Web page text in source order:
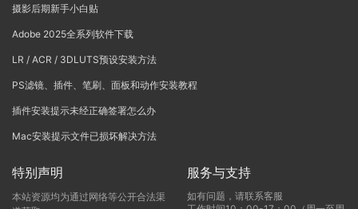
摄影后期新手小白贴
Adobe 2025全系列软件下载
LR / ACR / 3DLUTS预设安装方法
PS滤镜、插件、笔刷、面板和动作安装教程
插件安装提示未经正确签署怎么办
Mac安装提示文件已损坏解决方法
特别声明
本站资源均为通过网络等公开合法渠
服务与支持
如有问题，请联系客服